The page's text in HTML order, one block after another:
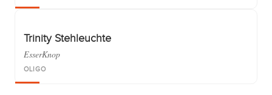
Trinity Stehleuchte
EsserKnop
OLIGO